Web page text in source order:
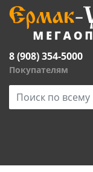
8 (908) 354-5000
Покупателям